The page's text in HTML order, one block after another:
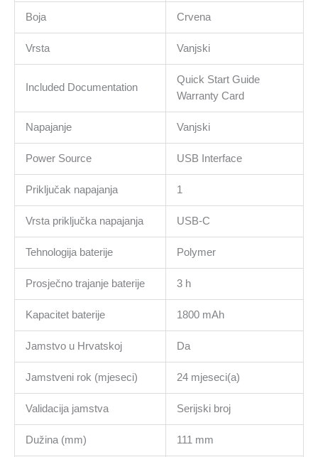
Boja Crvena
Vrsta Vanjski
Included Documentation
Quick Start Guide
Warranty Card
Napajanje Vanjski
Power Source USB Interface
Priključak napajanja 1
Vrsta priključka napajanja USB-C
Tehnologija baterije Polymer
Prosječno trajanje baterije 3 h
Kapacitet baterije 1800 mAh
Jamstvo u Hrvatskoj Da
Jamstveni rok (mjeseci) 24 mjeseci(a)
Validacija jamstva Serijski broj
Dužina (mm) 111 mm